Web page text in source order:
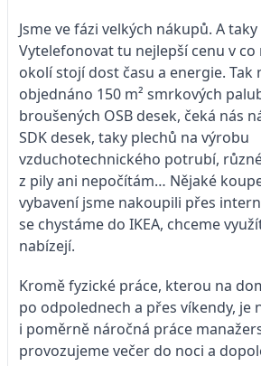
Jsme ve fázi velkých nákupů. A
Vytelefonovat tu nejlepší cenu v co
okolí stojí dost času a energie. Tak
objednáno 150 m² smrkových
broušených OSB desek, čeká nás
SDK desek, taky plechů na výrobu
vzduchotechnického potrubí,
z pily ani nepočítám… Nějaké
vybavení jsme nakoupili přes
se chystáme do IKEA, chceme
nabízejí.
Kromě fyzické práce, kterou na
po odpolednech a přes víkendy, je
i poměrně náročná práce
provozujeme večer do noci a